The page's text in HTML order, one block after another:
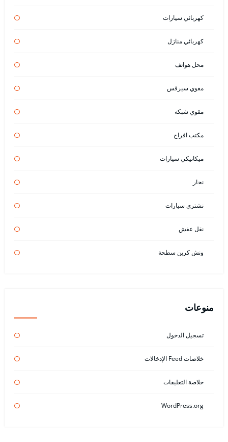
كهربائي سيارات
كهربائي منازل
محل هواتف
مقوي سيرفس
مقوي شبكة
مكتب افراح
ميكانيكي سيارات
نجار
نشتري سيارات
نقل عفش
ونش كرين سطحة
منوعات
تسجيل الدخول
خلاصات Feed الإدخالات
خلاصة التعليقات
WordPress.org